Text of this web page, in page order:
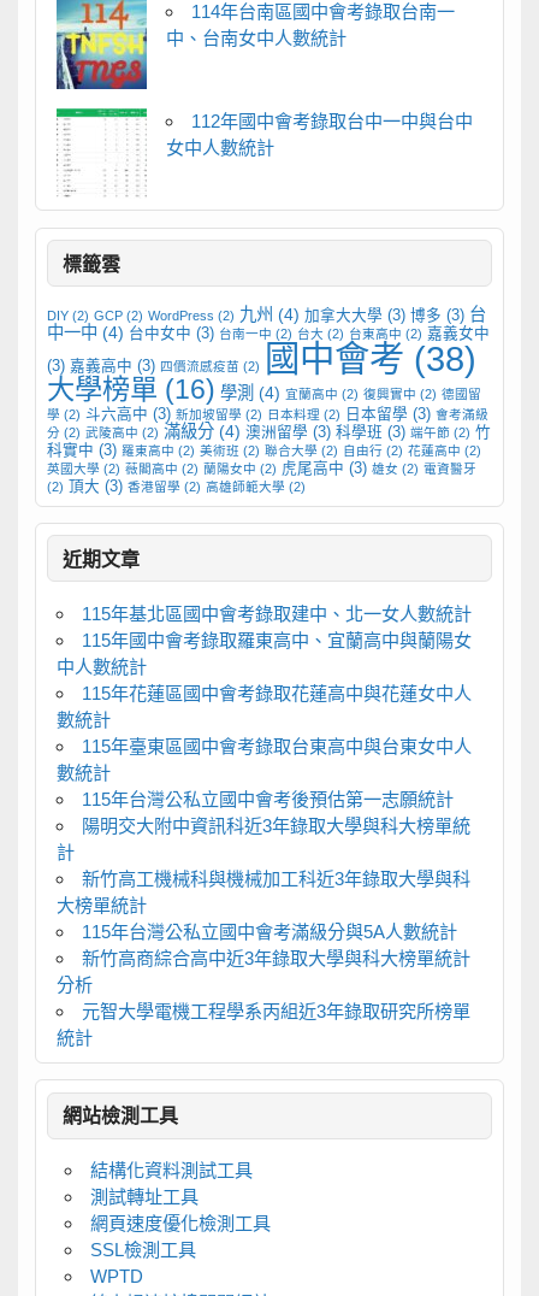
114年台南區國中會考錄取台南一
中、台南女中人數統計
112年國中會考錄取台中一中與台中
女中人數統計
標籤雲
DIY(2) GCP(2) WordPress (2) 九州 (4) 加拿大大學 (3) 博多 (3) 台
中一中 (4) 台中女中 (3) 台南一中 (2) 台大 (2) 台東高中 (2) 嘉義女中
(3) 嘉義高中 (3) 四價流感疫苗 (2) 國中會考 (38)
大學榜單 (16) 學測 (4) 宜蘭高中 (2) 復興實中 (2) 德國留
學 (2) 斗六高中 (3) 新加坡留學 (2) 日本料理 (2) 日本留學 (3) 會考滿級
分(2) 武陵高中 (2) 滿級分(4) 澳洲留學 (3) 科學班 (3) 端午節(2) 竹
科實中 (3) 羅東高中 (2) 美術班 (2) 聯合大學 (2) 自由行(2) 花蓮高中 (2)
英國大學 (2) 薇閣高中 (2) 蘭陽女中 (2) 虎尾高中 (3) 雄女 (2) 電資醫牙
(2)
頂大 (3) 香港留學 (2) 高雄師範大學 (2)
近期文章
115年基北區國中會考錄取建中、北一女人數統計
115年國中會考錄取羅東高中、宜蘭高中與蘭陽女
中人數統計
115年花蓮區國中會考錄取花蓮高中與花蓮女中人
數統計
115年臺東區國中會考錄取台東高中與台東女中人
數統計
115年台灣公私立國中會考後預估第一志願統計
陽明交大附中資訊科近3年錄取大學與科大榜單統
計
新竹高工機械科與機械加工科近3年錄取大學與科
大榜單統計
115年台灣公私立國中會考滿級分與5A人數統計
新竹高商綜合高中近3年錄取大學與科大榜單統計
分析
元智大學電機工程學系丙組近3年錄取研究所榜單
統計
網站檢測工具
結構化資料測試工具
測試轉址工具
網頁速度優化檢測工具
SSL檢測工具
WPTD